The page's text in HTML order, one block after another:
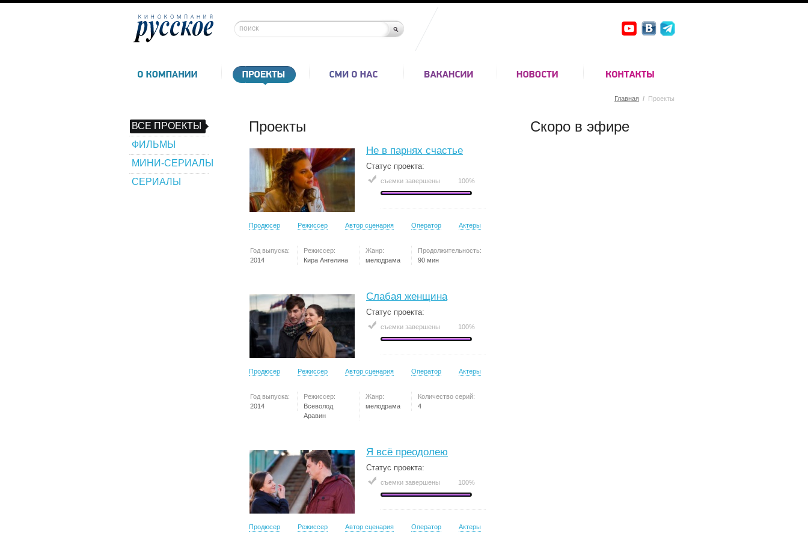
Главная / Проекты
ВСЕ ПРОЕКТЫ
ФИЛЬМЫ
МИНИ-СЕРИАЛЫ
СЕРИАЛЫ
Проекты
Не в парнях счастье
Статус проекта:
съемки завершены 100%
Продюсер Режиссер Автор сценария Оператор Актеры
Год выпуска:
2014
Режиссер:
Кира Ангелина
Жанр:
мелодрама
Продолжительность:
90 мин
Слабая женщина
Статус проекта:
съемки завершены 100%
Продюсер Режиссер Автор сценария Оператор Актеры
Год выпуска:
2014
Режиссер:
Всеволод
Аравин
Жанр:
мелодрама
Количество серий:
4
Я всё преодолею
Статус проекта:
съемки завершены 100%
Продюсер Режиссер Автор сценария Оператор Актеры
Скоро в эфире